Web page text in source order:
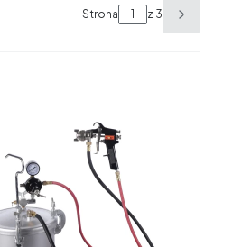
Strona z 3 Następne